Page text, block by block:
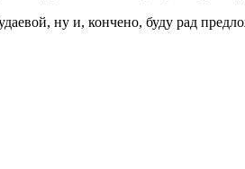
ну и, кончено, буду рад